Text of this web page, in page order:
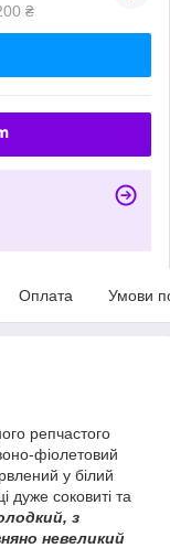
₴
Оплата Умови
репчастого
фіолетовий
у білий
дуже соковиті та
з
невеликий